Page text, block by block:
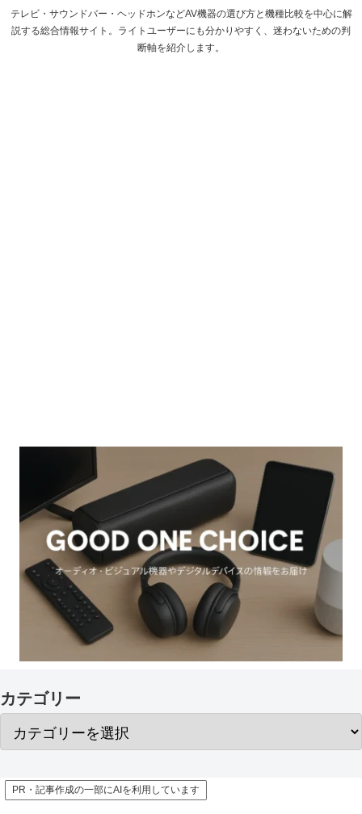
テレビ・サウンドバー・ヘッドホンなどAV機器の選び方と機種比較を中心に解
説する総合情報サイト。ライトユーザーにも分かりやすく、迷わないための判
断軸を紹介します。
カテゴリー
PR・記事作成の一部にAIを利用しています